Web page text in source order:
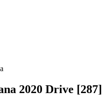
2020 Drive [287]